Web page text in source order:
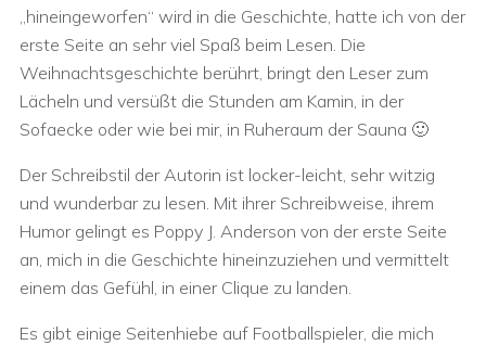
„hineingeworfen“ wird in die Geschichte, hatte ich von der
erste Seite an sehr viel Spaß beim Lesen. Die
Weihnachtsgeschichte berührt, bringt den Leser zum
Lächeln und versüßt die Stunden am Kamin, in der
Sofaecke oder wie bei mir, in Ruheraum der Sauna 🙂
Der Schreibstil der Autorin ist locker-leicht, sehr witzig
und wunderbar zu lesen. Mit ihrer Schreibweise, ihrem
Humor gelingt es Poppy J. Anderson von der erste Seite
an, mich in die Geschichte hineinzuziehen und vermittelt
einem das Gefühl, in einer Clique zu landen.
Es gibt einige Seitenhiebe auf Footballspieler, die mich